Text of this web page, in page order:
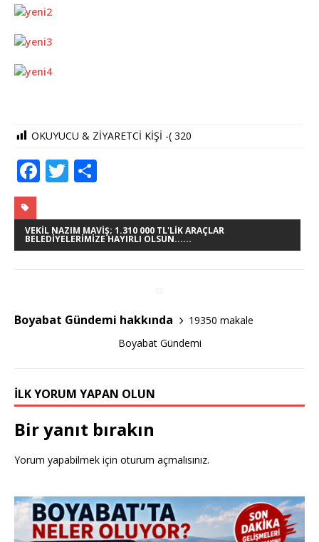
OKUYUCU & ZİYARETCİ KİŞİ -( 320
F
c
e
o
k
T
it
te
ar
e
VEKIL NAZIM MAVIŞ; 1.310 000 TL'LIK ARAÇLAR
BELEDIYELERIMIZE HAYIRLI OLSUN......
Boyabat Gündemi hakkında
19350 makale
Boyabat Gündemi
İLK YORUM YAPAN OLUN
Bir yanıt bırakın
Yorum yapabilmek için oturum açmalısınız.